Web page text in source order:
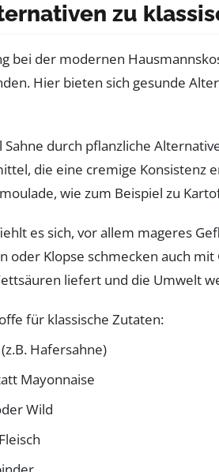
zu
bei der modernen
Hier bieten sich gesunde
Sahne durch pflanzliche
die eine cremige Konsistenz
wie zum Beispiel zu
es sich, vor allem mageres
oder Klopse schmecken auch
liefert und die Umwelt
für klassische Zutaten:
Hafersahne)
Mayonnaise
Wild